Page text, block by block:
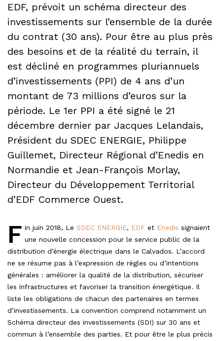
EDF, prévoit un schéma directeur des
investissements sur l’ensemble de la durée
du contrat (30 ans). Pour être au plus près
des besoins et de la réalité du terrain, il
est décliné en programmes pluriannuels
d’investissements (PPI) de 4 ans d’un
montant de 73 millions d’euros sur la
période. Le 1er PPI a été signé le 21
décembre dernier par Jacques Lelandais,
Président du SDEC ENERGIE, Philippe
Guillemet, Directeur Régional d’Enedis en
Normandie et Jean-François Morlay,
Directeur du Développement Territorial
d’EDF Commerce Ouest.
F in juin 2018, Le SDEC ENERGIE, EDF et Enedis signaient
une nouvelle concession pour le service public de la
distribution d’énergie électrique dans le Calvados. L’accord
ne se résume pas à l’expression de règles ou d’intentions
générales : améliorer la qualité de la distribution, sécuriser
les infrastructures et favoriser la transition énergétique. Il
liste les obligations de chacun des partenaires en termes
d’investissements. La convention comprend notamment un
Schéma directeur des investissements (SDI) sur 30 ans et
commun à l’ensemble des parties. Et pour être le plus précis